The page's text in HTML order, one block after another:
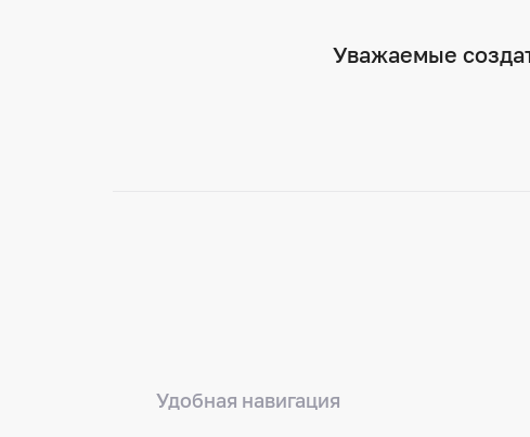
Уважаемые
Удобная навигация